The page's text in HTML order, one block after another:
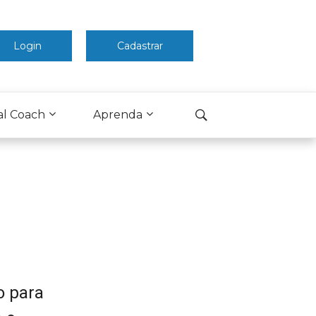
Login Cadastrar
Coach Aprenda
para